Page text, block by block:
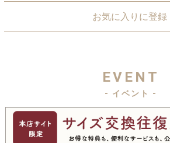
お気に入りに登録
EVENT
- イベント -